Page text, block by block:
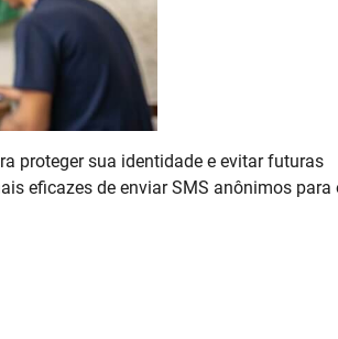
proteger sua identidade e evitar futuras
eficazes de enviar SMS anônimos para